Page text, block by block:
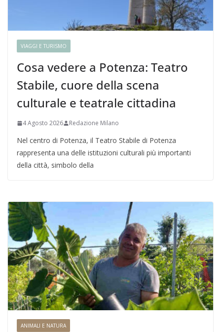
VIAGGI E TURISMO
Cosa vedere a Potenza: Teatro
Stabile, cuore della scena
culturale e teatrale cittadina
4 Agosto 2026 Redazione Milano
Nel centro di Potenza, il Teatro Stabile di Potenza
rappresenta una delle istituzioni culturali più importanti
della città, simbolo della
ANIMALI E NATURA